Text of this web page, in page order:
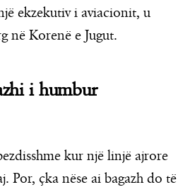
ekzekutiv i aviacionit, u
në Korenë e Jugut.
i humbur
kur një linjë ajrore
Por, çka nëse ai bagazh do të